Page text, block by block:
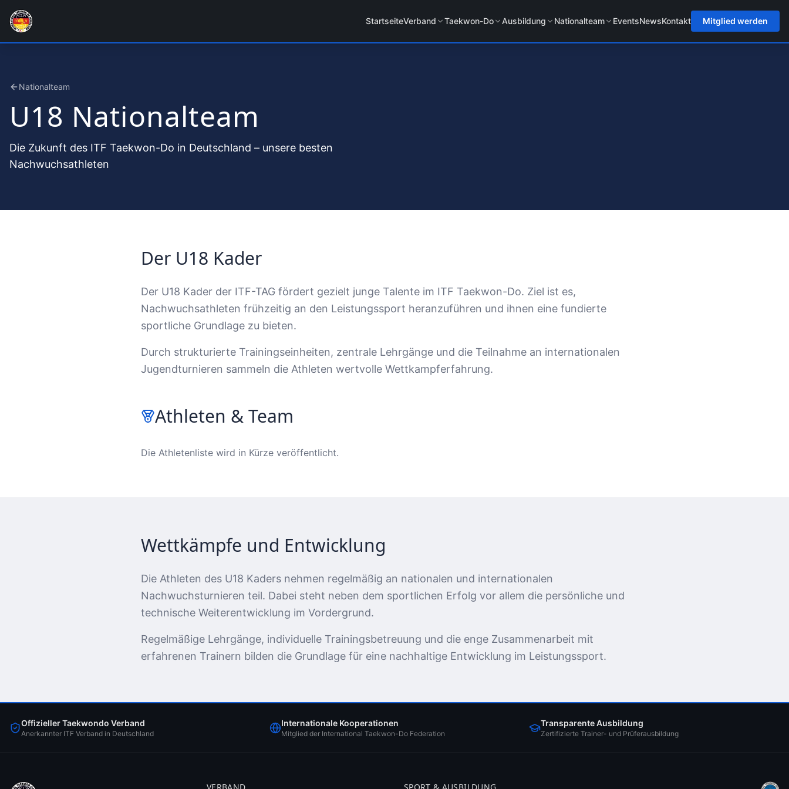
StartseiteVerband Taekwon-Do Ausbildung Nationalteam EventsNewsKontakt Mitglied werden
Nationalteam
U18 Nationalteam
Die Zukunft des ITF Taekwon-Do in Deutschland – unsere besten
Nachwuchsathleten
Der U18 Kader
Der U18 Kader der ITF-TAG fördert gezielt junge Talente im ITF Taekwon-Do. Ziel ist es,
Nachwuchsathleten frühzeitig an den Leistungssport heranzuführen und ihnen eine fundierte
sportliche Grundlage zu bieten.
Durch strukturierte Trainingseinheiten, zentrale Lehrgänge und die Teilnahme an internationalen
Jugendturnieren sammeln die Athleten wertvolle Wettkampferfahrung.
Athleten & Team
Die Athletenliste wird in Kürze veröffentlicht.
Wettkämpfe und Entwicklung
Die Athleten des U18 Kaders nehmen regelmäßig an nationalen und internationalen
Nachwuchsturnieren teil. Dabei steht neben dem sportlichen Erfolg vor allem die persönliche und
technische Weiterentwicklung im Vordergrund.
Regelmäßige Lehrgänge, individuelle Trainingsbetreuung und die enge Zusammenarbeit mit
erfahrenen Trainern bilden die Grundlage für eine nachhaltige Entwicklung im Leistungssport.
Offizieller Taekwondo Verband
Anerkannter ITF Verband in Deutschland
Internationale Kooperationen
Mitglied der International Taekwon-Do Federation
Transparente Ausbildung
Zertifizierte Trainer- und Prüferausbildung